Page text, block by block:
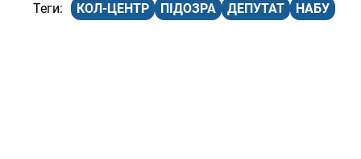
КОЛ-ЦЕНТР ПІДОЗРА ДЕПУТАТ НАБУ